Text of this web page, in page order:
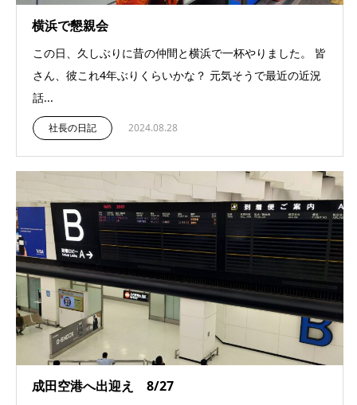
横浜で懇親会
この日、久しぶりに昔の仲間と横浜で一杯やりました。 皆
さん、彼これ4年ぶりくらいかな？ 元気そうで最近の近況
話...
社長の日記 2024.08.28
成田空港へ出迎え 8/27